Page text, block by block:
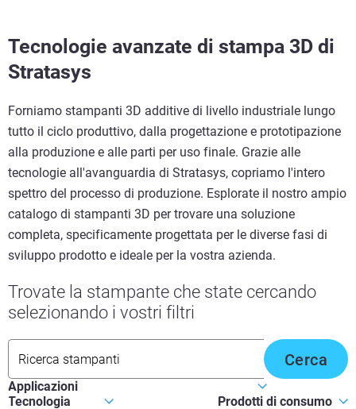
Tecnologie avanzate di stampa 3D di
Stratasys
Forniamo stampanti 3D additive di livello industriale lungo
tutto il ciclo produttivo, dalla progettazione e prototipazione
alla produzione e alle parti per uso finale. Grazie alle
tecnologie all'avanguardia di Stratasys, copriamo l'intero
spettro del processo di produzione. Esplorate il nostro ampio
catalogo di stampanti 3D per trovare una soluzione
completa, specificamente progettata per le diverse fasi di
sviluppo prodotto e ideale per la vostra azienda.
Trovate la stampante che state cercando
selezionando i vostri filtri
Cerca